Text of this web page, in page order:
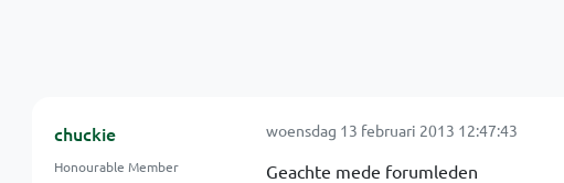
chuckie
Honourable Member
woensdag 13 februari 2013 12:47:43
Geachte mede forumleden